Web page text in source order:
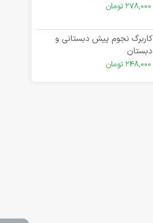
278,000 تومان
کاربرگ نجوم پیش دبستانی و
دبستان
248,000 تومان